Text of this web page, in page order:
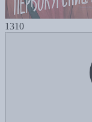
1310